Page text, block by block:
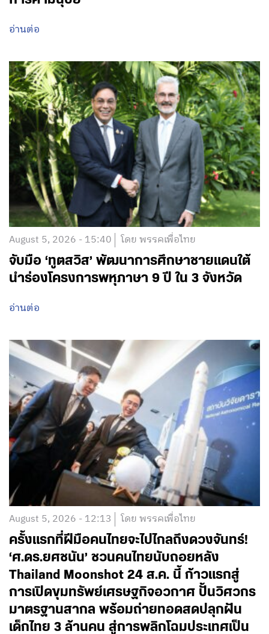
อ่านต่อ
August 5, 2026 - 15:40 โดย พรรคเพื่อไทย
จับมือ ‘ทูตสวิส’ พัฒนาการศึกษาชายแดนใต้
นำร่องโครงการพหุภาษา 9 ปี ใน 3 จังหวัด
อ่านต่อ
August 5, 2026 - 12:13 โดย พรรคเพื่อไทย
ครั้งแรกที่ฝีมือคนไทยจะไปไกลถึงดวงจันทร์!
‘ศ.ดร.ยศชนัน’ ชวนคนไทยนับถอยหลัง
Thailand Moonshot 24 ส.ค. นี้ ก้าวแรกสู่
การเปิดขุมทรัพย์เศรษฐกิจอวกาศ ปั้นวิศวกร
มาตรฐานสากล พร้อมถ่ายทอดสดปลุกฝัน
เด็กไทย 3 ล้านคน สู่การพลิกโฉมประเทศเป็น